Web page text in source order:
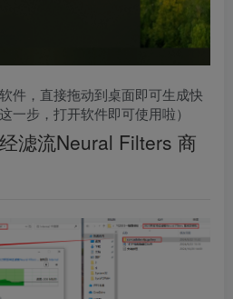
件，直接拖动到桌面即可生成快
一步，打开软件即可使用啦）
滤流Neural Filters 商